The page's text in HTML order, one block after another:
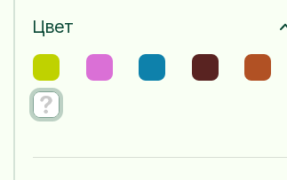
Цвет